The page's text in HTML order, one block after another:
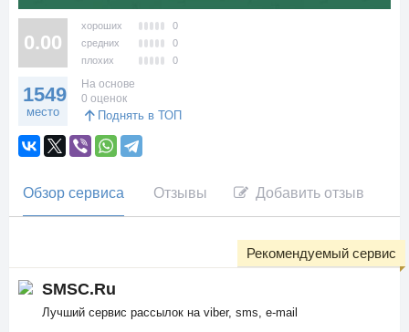
0.00
хороших
0
средних
0
плохих
0
1549
место
На основе
0 оценок
Поднять в ТОП
Обзор сервиса Отзывы Добавить отзыв
SMSC.Ru
Лучший сервис рассылок на viber, sms, e-mail
Рекомендуемый сервис